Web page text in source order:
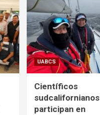
UABCS
Científicos
sudcalifornianos
participan en